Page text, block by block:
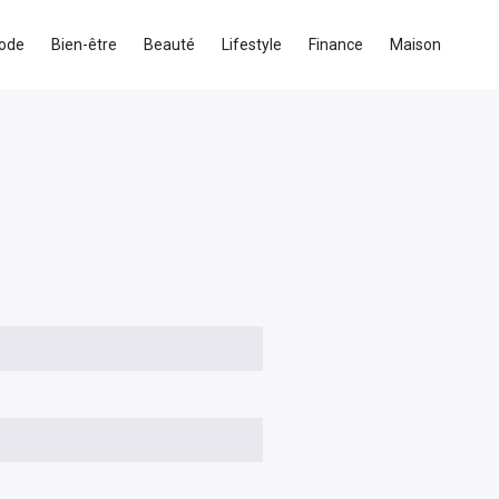
Bien-être Beauté Lifestyle Finance Maison